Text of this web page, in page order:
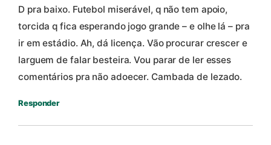
D pra baixo. Futebol miserável, q não tem apoio,
torcida q fica esperando jogo grande – e olhe lá – pra
ir em estádio. Ah, dá licença. Vão procurar crescer e
larguem de falar besteira. Vou parar de ler esses
comentários pra não adoecer. Cambada de lezado.
Responder